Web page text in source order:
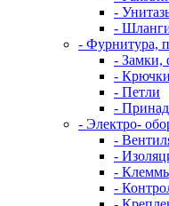
-
-
- Фурнитура,
- Замки,
-
- Петли
-
- Электро-
-
-
-
-